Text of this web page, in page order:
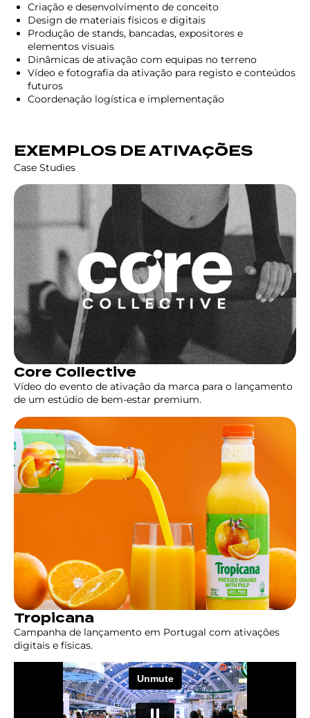
Criação e desenvolvimento de conceito
Design de materiais físicos e digitais
Produção de stands, bancadas, expositores e
elementos visuais
Dinâmicas de ativação com equipas no terreno
Vídeo e fotografia da ativação para registo e conteúdos
futuros
Coordenação logística e implementação
EXEMPLOS DE ATIVAÇÕES
Case Studies
Core Collective
Vídeo do evento de ativação da marca para o lançamento
de um estúdio de bem-estar premium.
Tropicana
Campanha de lançamento em Portugal com ativações
digitais e físicas.